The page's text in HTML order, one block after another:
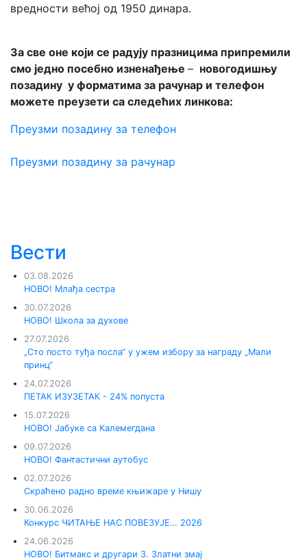
вредности већој од 1950 динара.
За све оне који се радују празницима припремили
смо једно посебно изненађење – новогодишњу
позадину у форматима за рачунар и телефон
можете преузети са следећих линкова:
Преузми позадину за телефон
Преузми позадину за рачунар
Вести
03.08.2026
НОВО! Млађа сестра
30.07.2026
НОВО! Школа за духове
27.07.2026
„Сто посто туђа посла“ у ужем избору за награду „Мали
принц“
24.07.2026
ПЕТАК ИЗУЗЕТАК - 24% попуста
15.07.2026
НОВО! Јабуке са Калемегдана
09.07.2026
НОВО! Фантастични аутобус
02.07.2026
Скраћено радно време књижаре у Нишу
30.06.2026
Конкурс ЧИТАЊЕ НАС ПОВЕЗУЈЕ… 2026
24.06.2026
НОВО! Битмакс и другари 3. Златни змај